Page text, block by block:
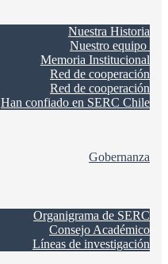
Nuestra Historia
Nuestro equipo
Memoria Institucional
Red de cooperación
Red de cooperación
Han confiado en SERC Chile
Gobernanza
Organigrama de SERC
Consejo Académico
Líneas de investigación